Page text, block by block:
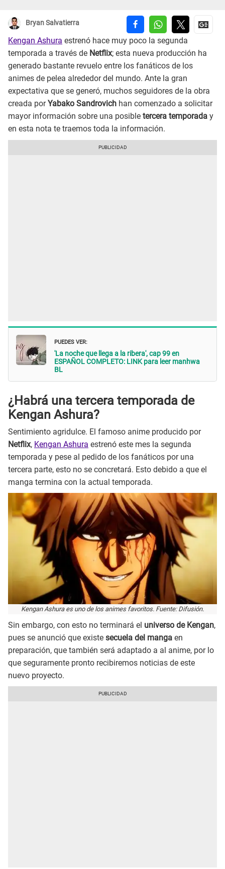
Bryan Salvatierra
Kengan Ashura estrenó hace muy poco la segunda
temporada a través de Netflix; esta nueva producción ha
generado bastante revuelo entre los fanáticos de los
animes de pelea alrededor del mundo. Ante la gran
expectativa que se generó, muchos seguidores de la obra
creada porYabako Sandrovich han comenzado a solicitar
mayor información sobre una posible tercera temporada y
en esta nota te traemos toda la información.
PUEDES VER:
'La noche que llega a la ribera', cap 99 en
ESPAÑOL COMPLETO: LINK para leer manhwa
BL
¿Habrá una tercera temporada de
Kengan Ashura?
Sentimiento agridulce. El famoso anime producido por
Netflix, Kengan Ashura estrenó este mes la segunda
temporada y pese al pedido de los fanáticos por una
tercera parte, esto no se concretará. Esto debido a que el
manga termina con la actual temporada.
Kengan Ashura es uno de los animes favoritos. Fuente: Difusión.
Sin embargo, con esto no terminará el universo de Kengan,
pues se anunció que existe secuela del manga en
preparación, que también será adaptado a al anime, por lo
que seguramente pronto recibiremos noticias de este
nuevo proyecto.